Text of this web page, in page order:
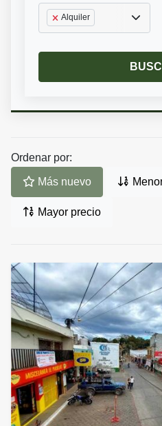
Alquiler
Ordenar por:
Más nuevo
Mayor precio